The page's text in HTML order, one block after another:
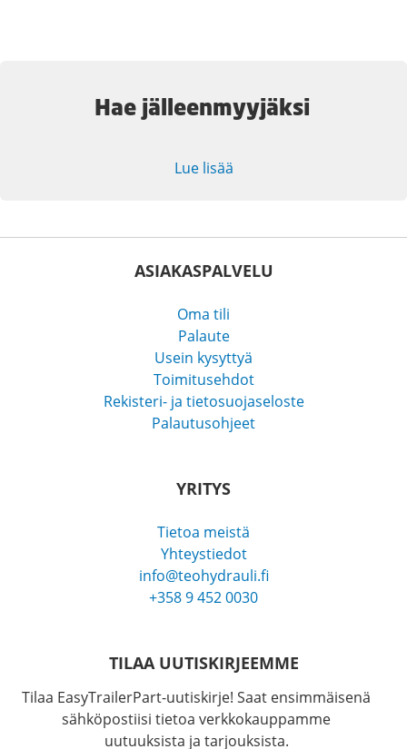
Hae jälleenmyyjäksi
Lue lisää
ASIAKASPALVELU
Oma tili
Palaute
Usein kysyttyä
Toimitusehdot
Rekisteri- ja tietosuojaseloste
Palautusohjeet
YRITYS
Tietoa meistä
Yhteystiedot
info@teohydrauli.fi
+358 9 452 0030
TILAA UUTISKIRJEEMME
Tilaa EasyTrailerPart-uutiskirje! Saat ensimmäisenä
sähköpostiisi tietoa verkkokauppamme
uutuuksista ja tarjouksista.